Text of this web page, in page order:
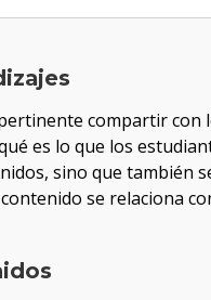
compartir con
es lo que los
sino que también
se relaciona